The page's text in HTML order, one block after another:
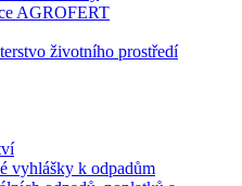
AGROFERT
životního prostředí
vyhlášky k odpadům